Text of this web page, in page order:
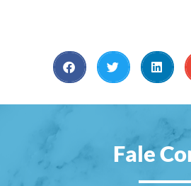
Fale